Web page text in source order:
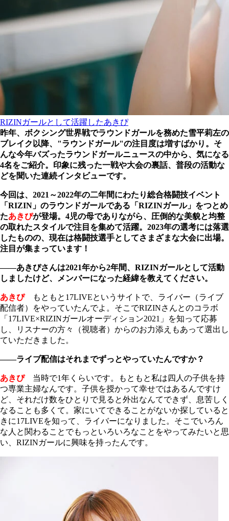
RIZINガールとして活躍したあきぴ
昨年、ボクシング世界戦でラウンドガールを務めた雪平莉左の
ブレイク以降、"ラウンドガール"の注目度は増すばかり。そ
んな今年バズったラウンドガールニュースの中から、気になる
4名をご紹介。印象に残った一戦や大会の裏話、普段の活動な
どを聞いた連続インタビューです。
今回は、2021～2022年の二年間にわたり総合格闘技イベント
「RIZIN」のラウンドガールである「RIZINガール」をつとめ
たあきぴが登場。4児の母でありながら、圧倒的な美貌と均整
の取れたスタイルで注目を集めて活躍。2023年の選考には落選
したものの、現在は格闘技選手としてさまざまな大会に出場。
注目が集まっています！
――あきぴさんは2021年から2年間、RIZINガールとして活動
しましたけど、メンバーになった経緯を教えてください。
あきぴもともと17LIVEというサイトで、ライバー（ライブ
配信者）をやっていたんでよ。そこでRIZINさんとのコラボ
「17LIVE×RIZINガールオーディション2021」を知って応募
し、リスナーの方々（視聴者）からのお力添えもあって選出し
ていただきました。
――ライブ配信はそれまでずっとやっていたんですか？
あきぴ当時で1年くらいです。もともと私は四人の子供を持
つ専業主婦なんです。子供を授かって幸せではあるんですけ
ど、それだけ数をひとりで見ると外出なんてできず、息苦しく
なることも多くて。家にいてできることがないか探していると
きに17LIVEを知って、ライバーになりました。そこでいろん
な人と関わることでもっといろいろなことをやってみたいと思
い、RIZINガールに興味を持ったんです。